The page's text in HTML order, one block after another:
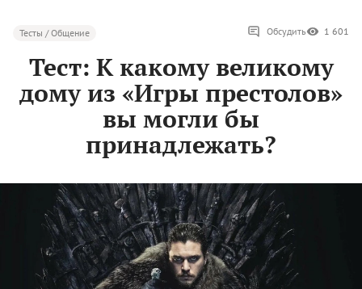
Тесты / Общение Обсудить 1 601
Тест: К какому великому
дому из «Игры престолов»
вы могли бы
принадлежать?